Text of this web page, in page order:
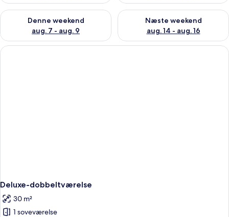
Denne weekend
aug. 7 - aug. 9
Tjek tilgængelighed for denne weekend aug. 7 - aug. 9
Næste weekend
aug. 14 - aug. 16
Tjek tilgængelighed for næste
Deluxe-dobbeltværelse
30 m²
1 soveværelse